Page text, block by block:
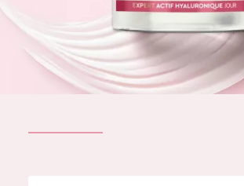
ALLE PRODUKTE
inhaltsstoffe
Über uns
Inspiration